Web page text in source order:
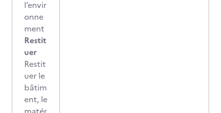
l’envir
onne
ment
Restit
uer
Restit
uer le
bâtim
ent, le